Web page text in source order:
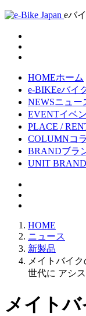
eバ
HOMEホーム
e-BIKEeバイ
NEWSニュー
EVENTイベ
PLACE /
COLUMNコ
BRANDブラ
UNIT BRAND
HOME
ニュース
新製品
メイトバイ
世代に アシ
メイトバ